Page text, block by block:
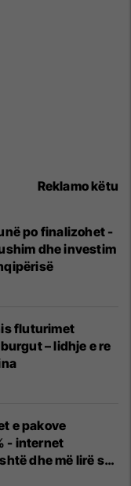
Reklamo këtu
po finalizohet -
dhe investim
fluturimet
– lidhje e re
e pakove
- internet
dhe më lirë se